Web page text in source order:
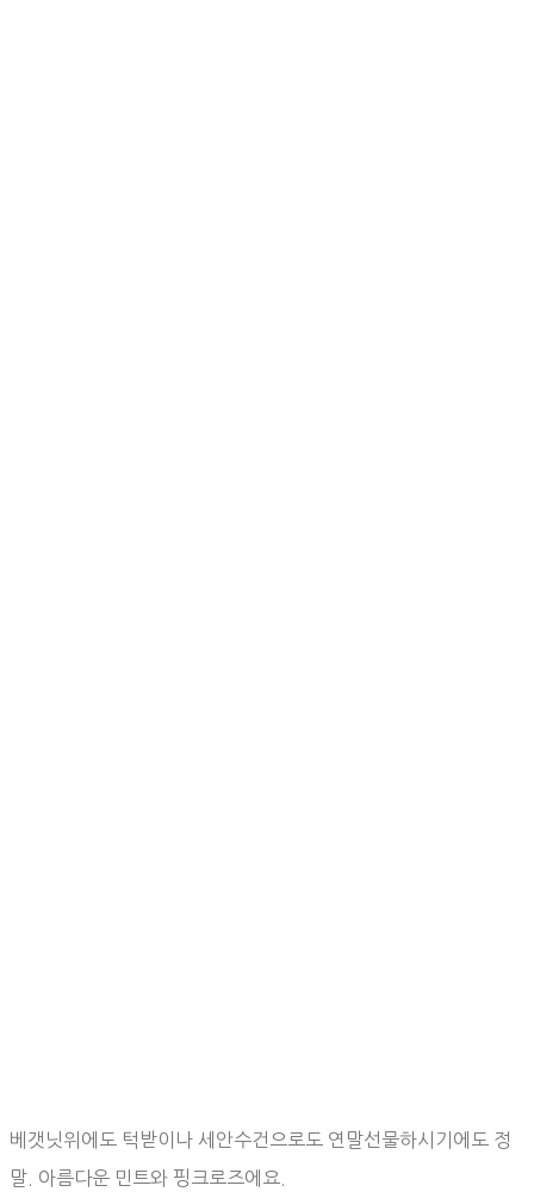
베갯닛위에도 턱받이나 세안수건으로도 연말선물하시기에도 정
말. 아름다운 민트와 핑크로즈에요.